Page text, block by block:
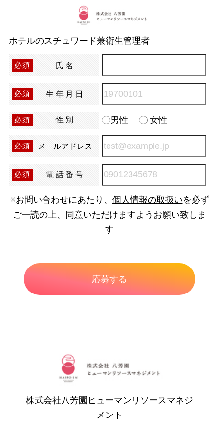
ホテルのスチュワード兼衛生管理者
必須 氏名
必須 生年月日
必須 性別 男性 女性
必須 メールアドレス
必須 電話番号
※お問い合わせにあたり、 個人情報の取扱いを必ず
ご一読の上、同意いただけますようお願い致しま
す
株式会社八芳園ヒューマンリソースマネジ
メント